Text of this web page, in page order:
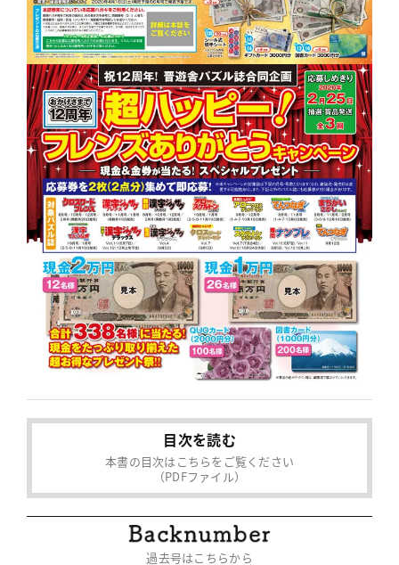
目次を読む
本書の目次はこちらをご覧ください
（PDFファイル）
過去号はこちらから